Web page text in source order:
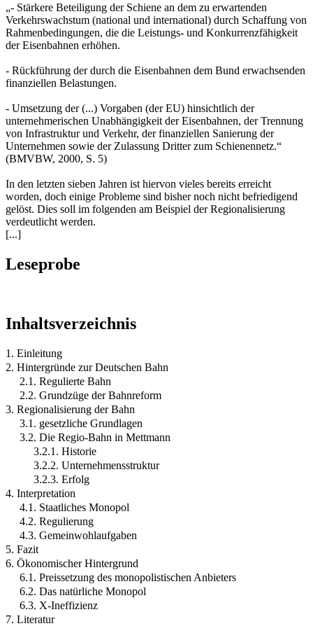
„- Stärkere Beteiligung der Schiene an dem zu erwartenden
Verkehrswachstum (national und international) durch Schaffung von
Rahmenbedingungen, die die Leistungs- und Konkurrenzfähigkeit
der Eisenbahnen erhöhen.
- Rückführung der durch die Eisenbahnen dem Bund erwachsenden
finanziellen Belastungen.
- Umsetzung der (...) Vorgaben (der EU) hinsichtlich der
unternehmerischen Unabhängigkeit der Eisenbahnen, der Trennung
von Infrastruktur und Verkehr, der finanziellen Sanierung der
Unternehmen sowie der Zulassung Dritter zum Schienennetz.“
(BMVBW, 2000, S. 5)
In den letzten sieben Jahren ist hiervon vieles bereits erreicht
worden, doch einige Probleme sind bisher noch nicht befriedigend
gelöst. Dies soll im folgenden am Beispiel der Regionalisierung
verdeutlicht werden.
[...]
Leseprobe
Inhaltsverzeichnis
1. Einleitung
2. Hintergründe zur Deutschen Bahn
2.1. Regulierte Bahn
2.2. Grundzüge der Bahnreform
3. Regionalisierung der Bahn
3.1. gesetzliche Grundlagen
3.2. Die Regio-Bahn in Mettmann
3.2.1. Historie
3.2.2. Unternehmensstruktur
3.2.3. Erfolg
4. Interpretation
4.1. Staatliches Monopol
4.2. Regulierung
4.3. Gemeinwohlaufgaben
5. Fazit
6. Ökonomischer Hintergrund
6.1. Preissetzung des monopolistischen Anbieters
6.2. Das natürliche Monopol
6.3. X-Ineffizienz
7. Literatur